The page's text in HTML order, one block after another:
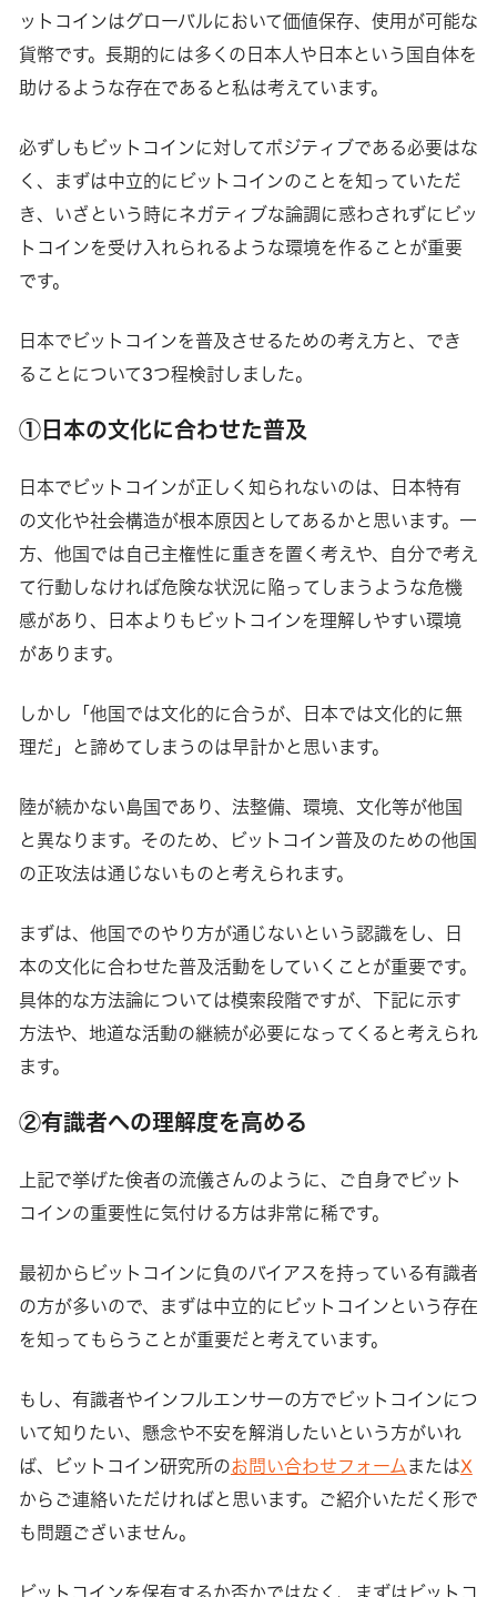
ットコインはグローバルにおいて価値保存、使用が可能な
貨幣です。長期的には多くの日本人や日本という国自体を
助けるような存在であると私は考えています。
必ずしもビットコインに対してポジティブである必要はな
く、まずは中立的にビットコインのことを知っていただ
き、いざという時にネガティブな論調に惑わされずにビッ
トコインを受け入れられるような環境を作ることが重要
です。
日本でビットコインを普及させるための考え方と、でき
ることについて3つ程検討しました。
①日本の文化に合わせた普及
日本でビットコインが正しく知られないのは、日本特有
の文化や社会構造が根本原因としてあるかと思います。一
方、他国では自己主権性に重きを置く考えや、自分で考え
て行動しなければ危険な状況に陥ってしまうような危機
感があり、日本よりもビットコインを理解しやすい環境
があります。
しかし「他国では文化的に合うが、日本では文化的に無
理だ」と諦めてしまうのは早計かと思います。
陸が続かない島国であり、法整備、環境、文化等が他国
と異なります。そのため、ビットコイン普及のための他国
の正攻法は通じないものと考えられます。
まずは、他国でのやり方が通じないという認識をし、日
本の文化に合わせた普及活動をしていくことが重要です。
具体的な方法論については模索段階ですが、下記に示す
方法や、地道な活動の継続が必要になってくると考えられ
ます。
②有識者への理解度を高める
上記で挙げた倹者の流儀さんのように、ご自身でビット
コインの重要性に気付ける方は非常に稀です。
最初からビットコインに負のバイアスを持っている有識者
の方が多いので、まずは中立的にビットコインという存在
を知ってもらうことが重要だと考えています。
もし、有識者やインフルエンサーの方でビットコインにつ
いて知りたい、懸念や不安を解消したいという方がいれ
ば、ビットコイン研究所のお問い合わせフォーム またはX
からご連絡いただければと思います。ご紹介いただく形で
も問題ございません。
ビットコインを保有するか否かではなく、まずはビットコ